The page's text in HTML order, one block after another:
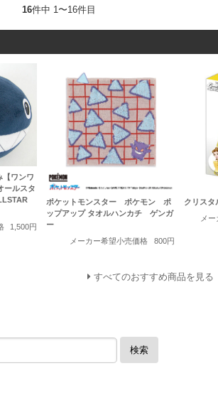
16件中 1〜16件目
【ワンワ
ールスタ
1,500円
ポケットモンスター ポケモン ポ
ップアップ タオルハンカチ ゲンガ
ー
メーカー希望小売価格
800円
クリス
メ
すべてのおすすめ商品を見る
検索